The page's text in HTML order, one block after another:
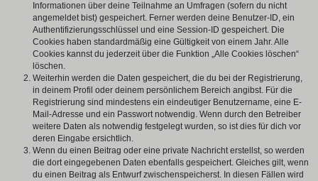
Informationen über deine Teilnahme an Umfragen (sofern du nicht
angemeldet bist) gespeichert. Ferner werden deine Benutzer-ID, ein
Authentifizierungsschlüssel und eine Session-ID gespeichert. Die
Cookies haben standardmäßig eine Gültigkeit von einem Jahr. Alle
Cookies kannst du jederzeit über die Funktion „Alle Cookies löschen“
löschen.
Weiterhin werden die Daten gespeichert, die du bei der Registrierung,
in deinem Profil oder deinem persönlichem Bereich angibst. Für die
Registrierung sind mindestens ein eindeutiger Benutzername, eine E-
Mail-Adresse und ein Passwort notwendig. Wenn durch den Betreiber
weitere Daten als notwendig festgelegt wurden, so ist dies für dich vor
deren Eingabe ersichtlich.
Wenn du einen Beitrag oder eine private Nachricht erstellst, so werden
die dort eingegebenen Daten ebenfalls gespeichert. Gleiches gilt, wenn
du einen Beitrag als Entwurf zwischenspeicherst. In diesen Fällen wird